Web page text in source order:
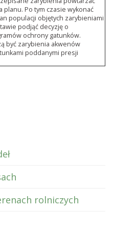
Po tym czasie wykonać
populacji objętych zarybieniami
podjąć decyzję o
ochrony gatunków.
być zarybienia akwenów
poddanymi presji
rolniczych